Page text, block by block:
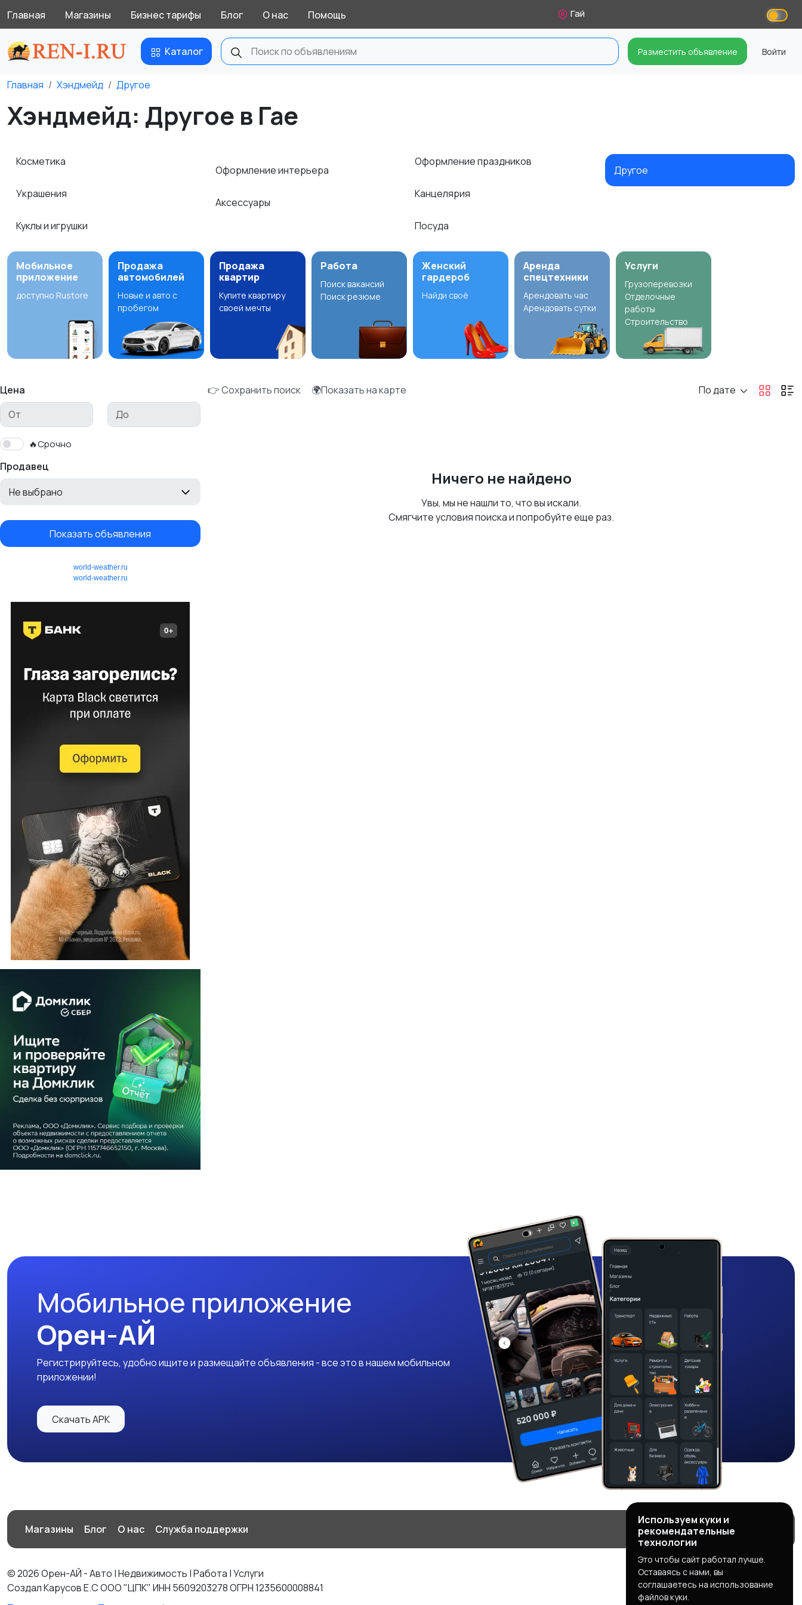
Главная Магазины Бизнес тарифы Блог О нас Помощь Гай
Каталог Разместить объявление Войти
Главная Хэндмейд Другое
Хэндмейд: Другое в Гае
Косметика
Украшения
Куклы и игрушки
Оформление интерьера
Аксессуары
Оформление праздников
Канцелярия
Посуда
Другое
Мобильное
приложение
доступно Rustore
Продажа
автомобилей
Новые и авто с
пробегом
Продажа
квартир
Купите квартиру
своей мечты
Работа
Поиск вакансий
Поиск резюме
Женский
гардероб
Найди своё
Аренда
спецтехники
Арендовать час
Арендовать сутки
Услуги
Грузоперевозки
Отделочные
работы
Строительство
Цена
🔥Срочно
Продавец
Не выбрано
Показать объявления
world-weather.ru
world-weather.ru
👉 Сохранить поиск 🌍Показать на карте По дате
Ничего не найдено
Увы, мы не нашли то, что вы искали.
Смягчите условия поиска и попробуйте еще раз.
Мобильное приложение
Орен-АЙ
Регистрируйтесь, удобно ищите и размещайте объявления - все это в нашем мобильном
приложении!
Скачать APK
Магазины Блог О нас Служба поддержки
© 2026 Орен-АЙ - Авто | Недвижимость | Работа | Услуги
Создал Карусов Е.С ООО "ЦПК" ИНН 5609203278 ОГРН 1235600008841
Используем куки и
рекомендательные
технологии
Это чтобы сайт работал лучше.
Оставаясь с нами, вы
соглашаетесь на использование
файлов куки.